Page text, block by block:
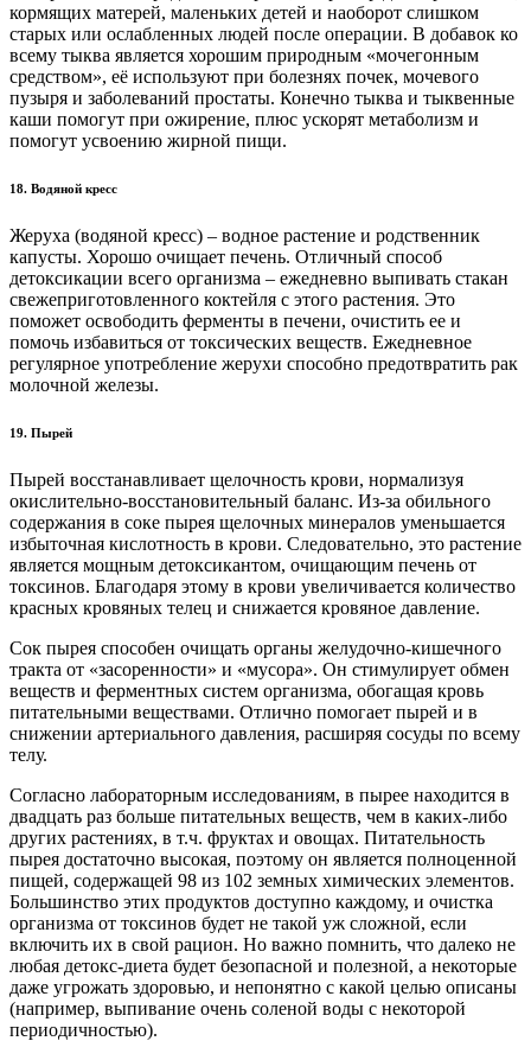
кормящих матерей, маленьких детей и наоборот слишком
старых или ослабленных людей после операции. В добавок ко
всему тыква является хорошим природным «мочегонным
средством», её используют при болезнях почек, мочевого
пузыря и заболеваний простаты. Конечно тыква и тыквенные
каши помогут при ожирение, плюс ускорят метаболизм и
помогут усвоению жирной пищи.
18. Водяной кресс
Жеруха (водяной кресс) – водное растение и родственник
капусты. Хорошо очищает печень. Отличный способ
детоксикации всего организма – ежедневно выпивать стакан
свежеприготовленного коктейля с этого растения. Это
поможет освободить ферменты в печени, очистить ее и
помочь избавиться от токсических веществ. Ежедневное
регулярное употребление жерухи способно предотвратить рак
молочной железы.
19. Пырей
Пырей восстанавливает щелочность крови, нормализуя
окислительно-восстановительный баланс. Из-за обильного
содержания в соке пырея щелочных минералов уменьшается
избыточная кислотность в крови. Следовательно, это растение
является мощным детоксикантом, очищающим печень от
токсинов. Благодаря этому в крови увеличивается количество
красных кровяных телец и снижается кровяное давление.
Сок пырея способен очищать органы желудочно-кишечного
тракта от «засоренности» и «мусора». Он стимулирует обмен
веществ и ферментных систем организма, обогащая кровь
питательными веществами. Отлично помогает пырей и в
снижении артериального давления, расширяя сосуды по всему
телу.
Согласно лабораторным исследованиям, в пырее находится в
двадцать раз больше питательных веществ, чем в каких-либо
других растениях, в т.ч. фруктах и овощах. Питательность
пырея достаточно высокая, поэтому он является полноценной
пищей, содержащей 98 из 102 земных химических элементов.
Большинство этих продуктов доступно каждому, и очистка
организма от токсинов будет не такой уж сложной, если
включить их в свой рацион. Но важно помнить, что далеко не
любая детокс-диета будет безопасной и полезной, а некоторые
даже угрожать здоровью, и непонятно с какой целью описаны
(например, выпивание очень соленой воды с некоторой
периодичностью).